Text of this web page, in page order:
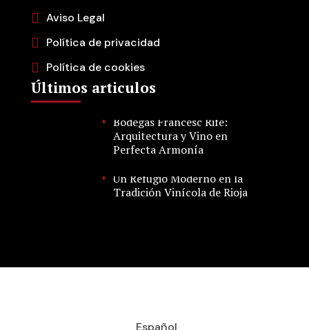
Aviso Legal
Política de privacidad
Política de cookies
Últimos articulos
Bodegas Francesc Rifé:
Arquitectura y Vino en
Perfecta Armonía
Un Refugio Moderno en la
Tradición Vinícola de Rioja
Español